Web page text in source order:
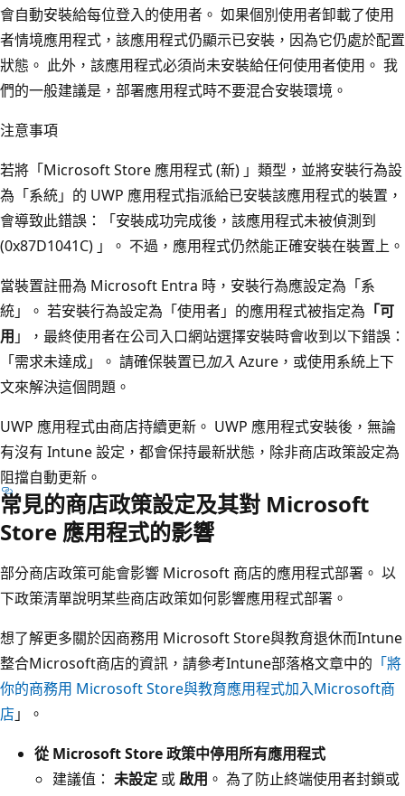
會自動安裝給每位登入的使用者。 如果個別使用者卸載了使用
者情境應用程式，該應用程式仍顯示已安裝，因為它仍處於配置
狀態。 此外，該應用程式必須尚未安裝給任何使用者使用。 我
們的一般建議是，部署應用程式時不要混合安裝環境。
注意事項
若將「Microsoft Store 應用程式 (新) 」類型，並將安裝行為設
為「系統」的 UWP 應用程式指派給已安裝該應用程式的裝置，
會導致此錯誤：「安裝成功完成後，該應用程式未被偵測到
(0x87D1041C) 」。 不過，應用程式仍然能正確安裝在裝置上。
當裝置註冊為 Microsoft Entra 時，安裝行為應設定為「系
統」。 若安裝行為設定為「使用者」的應用程式被指定為 「可
用 」，最終使用者在公司入口網站選擇安裝時會收到以下錯誤：
「需求未達成」。 請確保裝置已加入 Azure，或使用系統上下
文來解決這個問題。
UWP 應用程式由商店持續更新。 UWP 應用程式安裝後，無論
有沒有 Intune 設定，都會保持最新狀態，除非商店政策設定為
阻擋自動更新。
常見的商店政策設定及其對 Microsoft
Store 應用程式的影響
部分商店政策可能會影響 Microsoft 商店的應用程式部署。 以
下政策清單說明某些商店政策如何影響應用程式部署。
想了解更多關於因商務用 Microsoft Store與教育退休而Intune
整合Microsoft商店的資訊，請參考Intune部落格文章中的 「將
你的商務用 Microsoft Store與教育應用程式加入Microsoft商
店」。
從 Microsoft Store 政策中停用所有應用程式
建議值： 未設定 或啟用 。 為了防止終端使用者封鎖或